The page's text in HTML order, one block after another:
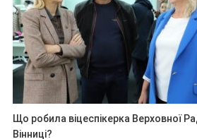
Що робила віцеспікерка Верховної
Вінниці?